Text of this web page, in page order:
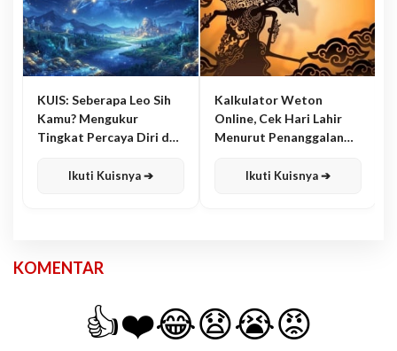
KUIS: Seberapa Leo Sih
Kamu? Mengukur
Tingkat Percaya Diri dan
Ikuti Kuisnya ➔
Kalkulator Weton
Online, Cek Hari Lahir
Menurut Penanggalan
Ikuti Kuisnya ➔
KOMENTAR
👍❤️😂😧😭😡